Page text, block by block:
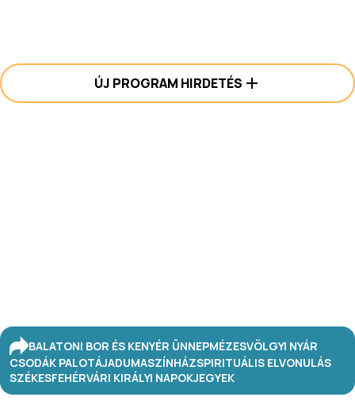
ÚJ PROGRAM HIRDETÉS
BALATONI BOR ÉS KENYÉR ÜNNEPMÉZESVÖLGYI NYÁR
CSODÁK PALOTÁJADUMASZÍNHÁZSPIRITUÁLIS ELVONULÁS
SZÉKESFEHÉRVÁRI KIRÁLYI NAPOKJEGYEK